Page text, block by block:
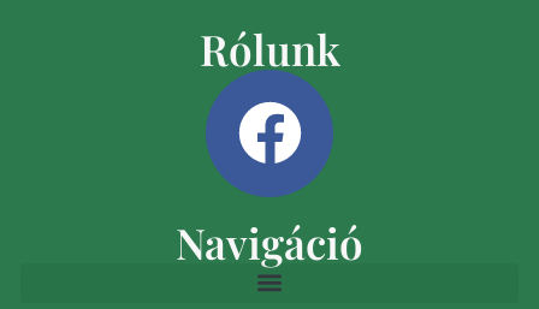
Rólunk
Navigáció